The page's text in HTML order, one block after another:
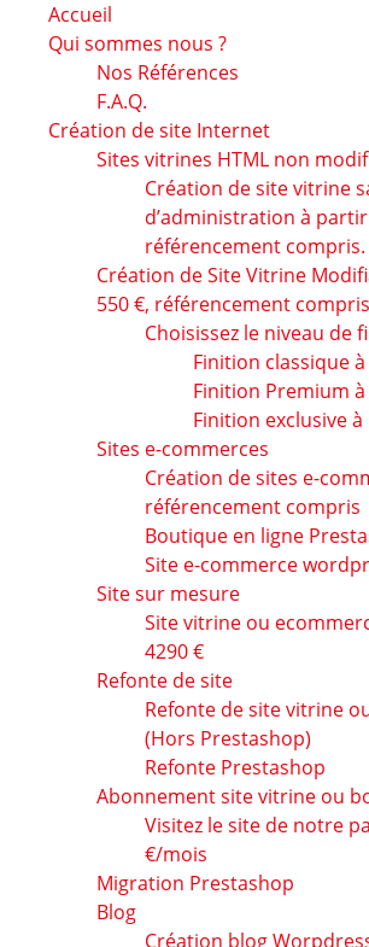
Accueil
Qui sommes nous ?
Nos Références
F.A.Q.
Création de site Internet
Sites vitrines HTML non
Création de site vitrine
d’administration à partir
référencement compris.
Création de Site Vitrine
550 €, référencement compris
Choisissez le niveau de
Finition classique
Finition Premium
Finition exclusive
Sites e-commerces
Création de sites e-
référencement compris
Boutique en ligne
Site e-commerce
Site sur mesure
Site vitrine ou
4290 €
Refonte de site
Refonte de site vitrine
(Hors Prestashop)
Refonte Prestashop
Abonnement site vitrine ou
Visitez le site de notre
€/mois
Migration Prestashop
Blog
Création blog